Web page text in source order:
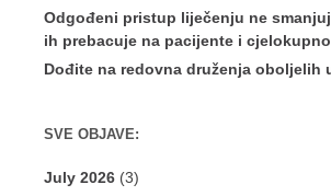
Odgođeni pristup liječenju ne
ih prebacuje na pacijente i
Dođite na redovna druženja oboljelih
SVE OBJAVE:
July 2026 (3)